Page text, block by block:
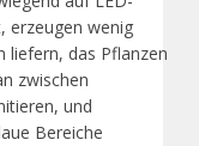
erzeugen wenig
liefern, das Pflanzen
zwischen
und
Bereiche